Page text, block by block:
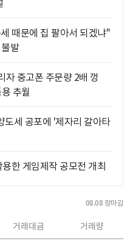
때문에 집 팔아서 되겠냐"
발
자 중고폰 주문량 2배 껑
추월
세 공포에 '제자리 갈아타
한 게임제작 공모전 개최
08.08 장마감
거래대금 거래량